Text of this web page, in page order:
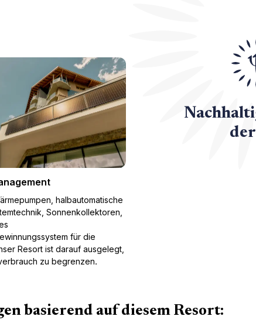
halbautomatische
Sonnenkollektoren,
für die
Resort ist darauf ausgelegt,
zu begrenzen.
basierend auf diesem Resort: